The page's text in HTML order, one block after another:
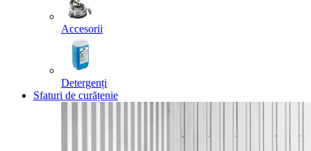
Accesorii
Detergenți
Sfaturi de curățenie